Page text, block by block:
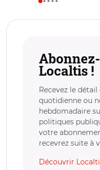
Localtis !
Recevez le
quotidienne ou
hebdomadaire
politiques
votre
recevrez suite à
Découvrir